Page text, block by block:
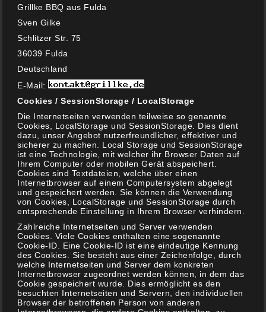
KATEGORIEN
Allgemeines
(20)
Aktuelles
(8)
Gewinnspiele
(1)
On Tour ….
(3)
Über Grillke
(2)
Grillke BBQ aus Fulda
Sven Gilke
Schlitzer Str. 75
36039 Fulda
Deutschland
E-Mail:
Cookies / SessionStorage / LocalStorage
Die Internetseiten verwenden teilweise so genannte
Cookies, LocalStorage und SessionStorage. Dies dient
dazu, unser Angebot nutzerfreundlicher, effektiver und
sicherer zu machen. Local Storage und SessionStorage
ist eine Technologie, mit welcher ihr Browser Daten auf
Ihrem Computer oder mobilen Gerät abspeichert.
Cookies sind Textdateien, welche über einen
Internetbrowser auf einem Computersystem abgelegt
und gespeichert werden. Sie können die Verwendung
von Cookies, LocalStorage und SessionStorage durch
entsprechende Einstellung in Ihrem Browser verhindern.
Zahlreiche Internetseiten und Server verwenden
Cookies. Viele Cookies enthalten eine sogenannte
Cookie-ID. Eine Cookie-ID ist eine eindeutige Kennung
des Cookies. Sie besteht aus einer Zeichenfolge, durch
welche Internetseiten und Server dem konkreten
Internetbrowser zugeordnet werden können, in dem das
Cookie gespeichert wurde. Dies ermöglicht es den
besuchten Internetseiten und Servern, den individuellen
Browser der betroffenen Person von anderen